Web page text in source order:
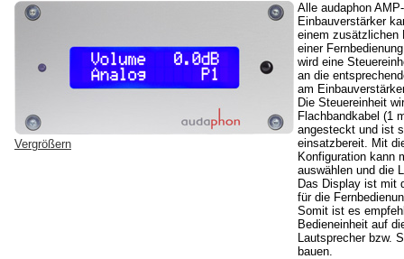
Vergrößern
Alle audaphon AMP-
Einbauverstärker
einem zusätzlichen
einer
wird eine
an die
am
Die Steuereinheit
Flachbandkabel (1
angesteckt und ist
einsatzbereit. Mit
Konfiguration kann
auswählen und die
Das Display ist mit
für die
Somit ist es
Bedieneinheit auf
Lautsprecher bzw.
bauen.